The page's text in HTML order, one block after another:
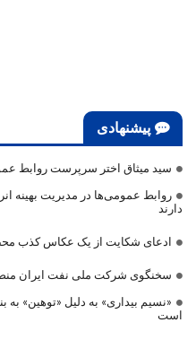
پیشنهادی
سید میثاق اختر سرپرست روابط
روابط عمومی‌ها در مدیریت بهینه
دارند
ادعای شکایت از یک عکاس کذب
سخنگوی شرکت ملی نفت ایران
«نسیم بیداری» به دلیل «توهین»
است